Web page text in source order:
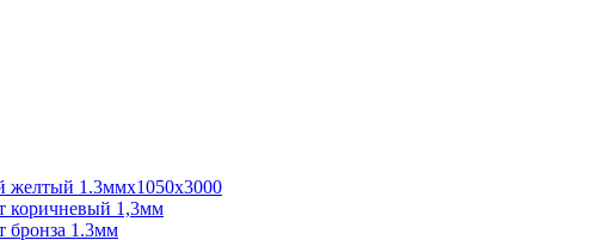
желтый 1.3ммх1050х3000
коричневый 1,3мм
бронза 1.3мм